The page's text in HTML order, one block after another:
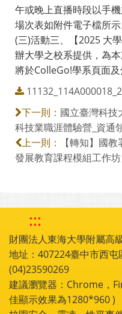
午或晚上直播時段以手
場次表如附件電子檔所示
(三)活動三、【2025 大
辦大學之校系提供，為
將於ColleGo!學系頁面及
下一則： 國立臺灣科技
科技業職涯體驗營_資通
上一則：
【轉知】國
發展教育課程模組工作坊
:::
財團法人東海大學附屬高
地址：407224臺中市西屯
(04)23590269
建議瀏覽器：Chrome，
佳顯示效果為1280*960 )